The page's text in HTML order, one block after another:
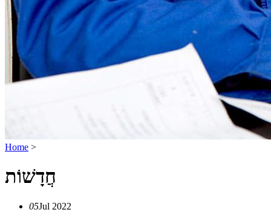
Home >
חֲדָשׁוֹת
05Jul 2022